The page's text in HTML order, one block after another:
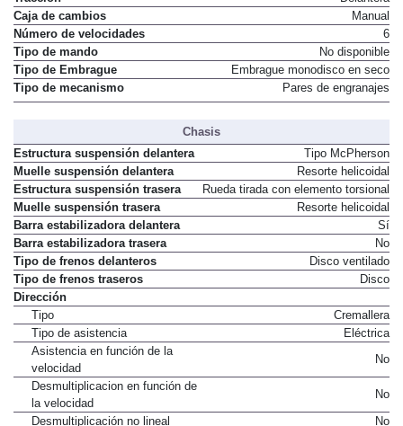
Tracción
Delantera
Caja de cambios
Manual
Número de velocidades
6
Tipo de mando
No disponible
Tipo de Embrague
Embrague monodisco en seco
Tipo de mecanismo
Pares de engranajes
Chasis
Estructura suspensión delantera
Tipo McPherson
Muelle suspensión delantera
Resorte helicoidal
Estructura suspensión trasera
Rueda tirada con elemento torsional
Muelle suspensión trasera
Resorte helicoidal
Barra estabilizadora delantera
Sí
Barra estabilizadora trasera
No
Tipo de frenos delanteros
Disco ventilado
Tipo de frenos traseros
Dirección
Tipo
Cremallera
Tipo de asistencia
Asistencia en función de la
velocidad
No
Desmultiplicacion en función de
la velocidad
No